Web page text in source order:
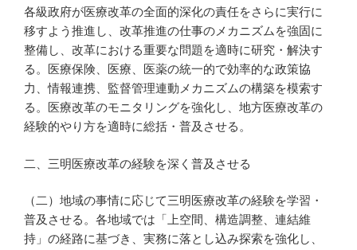
各級政府が医療改革の全面的深化の責任をさらに実行に
移すよう推進し、改革推進の仕事のメカニズムを強固に
整備し、改革における重要な問題を適時に研究・解決す
る。医療保険、医療、医薬の統一的で効率的な政策協
力、情報連携、監督管理連動メカニズムの構築を模索す
る。医療改革のモニタリングを強化し、地方医療改革の
経験的やり方を適時に総括・普及させる。
二、三明医療改革の経験を深く普及させる
（二）地域の事情に応じて三明医療改革の経験を学習・
普及させる。各地域では「上空間、構造調整、連結維
持」の経路に基づき、実務に落とし込み探索を強化し、